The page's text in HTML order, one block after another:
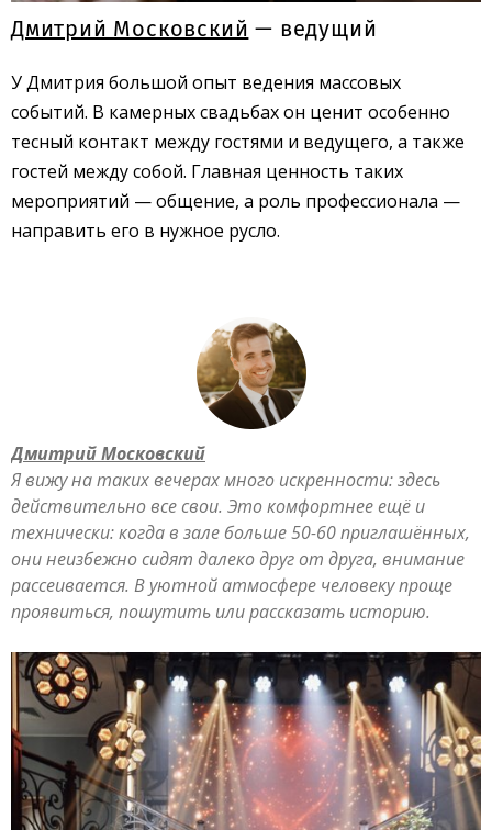
Дмитрий Московский — ведущий
У Дмитрия большой опыт ведения массовых
событий. В камерных свадьбах он ценит особенно
тесный контакт между гостями и ведущего, а также
гостей между собой. Главная ценность таких
мероприятий — общение, а роль профессионала —
направить его в нужное русло.
Дмитрий Московский
Я вижу на таких вечерах много искренности: здесь
действительно все свои. Это комфортнее ещё и
технически: когда в зале больше 50-60 приглашённых,
они неизбежно сидят далеко друг от друга, внимание
рассеивается. В уютной атмосфере человеку проще
проявиться, пошутить или рассказать историю.